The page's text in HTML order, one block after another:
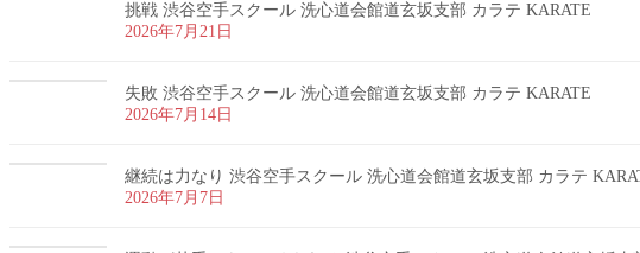
挑戦 渋谷空手スクール 洗心道会館道玄坂支部 カラテ KARATE
2026年7月21日
失敗 渋谷空手スクール 洗心道会館道玄坂支部 カラテ KARATE
2026年7月14日
継続は力なり 渋谷空手スクール 洗心道会館道玄坂支部 カラテ
2026年7月7日